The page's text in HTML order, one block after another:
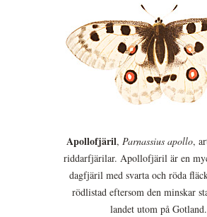
Apollofjäril, Parnassius apollo,
riddarfjärilar. Apollofjäril är en
dagfjäril med svarta och röda
rödlistad eftersom den minskar
landet utom på Gotland.